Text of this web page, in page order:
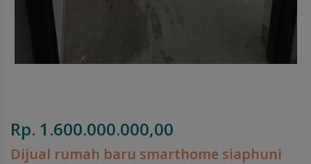
Rp. 1.600.000.000,00
Dijual rumah baru smarthome siaphuni